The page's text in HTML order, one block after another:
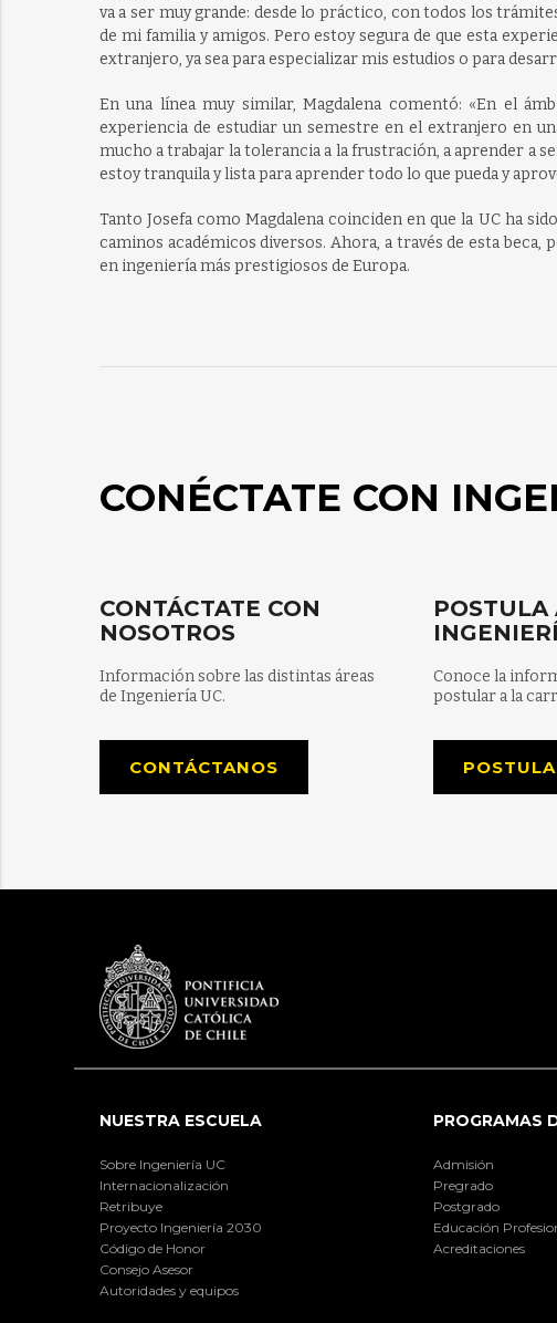
va a ser muy grande: desde lo práctico, con todos los
de mi familia y amigos. Pero estoy segura de que esta
extranjero, ya sea para especializar mis estudios o para
En una línea muy similar, Magdalena comentó: «En el
experiencia de estudiar un semestre en el extranjero en
mucho a trabajar la tolerancia a la frustración, a aprender a
estoy tranquila y lista para aprender todo lo que pueda y
Tanto Josefa como Magdalena coinciden en que la UC ha
caminos académicos diversos. Ahora, a través de esta
en ingeniería más prestigiosos de Europa.
CONÉCTATE CON
CONTÁCTATE CON
NOSOTROS
Información sobre las distintas áreas
de Ingeniería UC.
CONTÁCTANOS
POSTULA
Conoce la
postular a la
POSTULA
NUESTRA ESCUELA
Sobre Ingeniería UC
Internacionalización
Retribuye
Proyecto Ingeniería 2030
Código de Honor
Consejo Asesor
Autoridades y equipos
PROGRAMAS
Admisión
Pregrado
Postgrado
Educación
Acreditaciones